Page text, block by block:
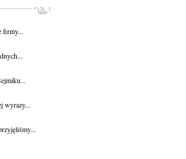
firmy...
wyrazy...